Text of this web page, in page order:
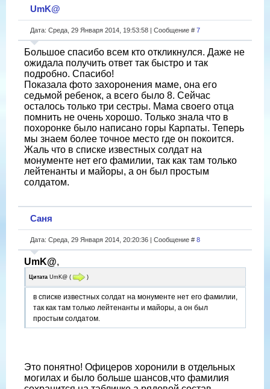
UmK@
Дата: Среда, 29 Января 2014, 19:53:58 | Сообщение # 7
Большое спасибо всем кто откликнулся. Даже не
ожидала получить ответ так быстро и так
подробно. Спасибо!
Показала фото захоронения маме, она его
седьмой ребенок, а всего было 8. Сейчас
осталось только три сестры. Мама своего отца
помнить не очень хорошо. Только знала что в
похоронке было написано горы Карпаты. Теперь
мы знаем более точное место где он покоится.
Жаль что в списке известных солдат на
монументе нет его фамилии, так как там только
лейтенанты и майоры, а он был простым
солдатом.
Саня
Дата: Среда, 29 Января 2014, 20:20:36 | Сообщение # 8
UmK@,
Цитата UmK@ ( )
в списке известных солдат на монументе нет его фамилии,
так как там только лейтенанты и майоры, а он был
простым солдатом.
Это понятно! Офицеров хоронили в отдельных
могилах и было больше шансов,что фамилия